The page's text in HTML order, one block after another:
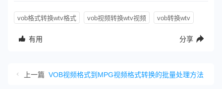
vob格式转换wtv格式 vob视频转换wtv视频 vob转换wtv
有用 分享
上一篇 VOB视频格式到MPG视频格式转换的批量处理方法